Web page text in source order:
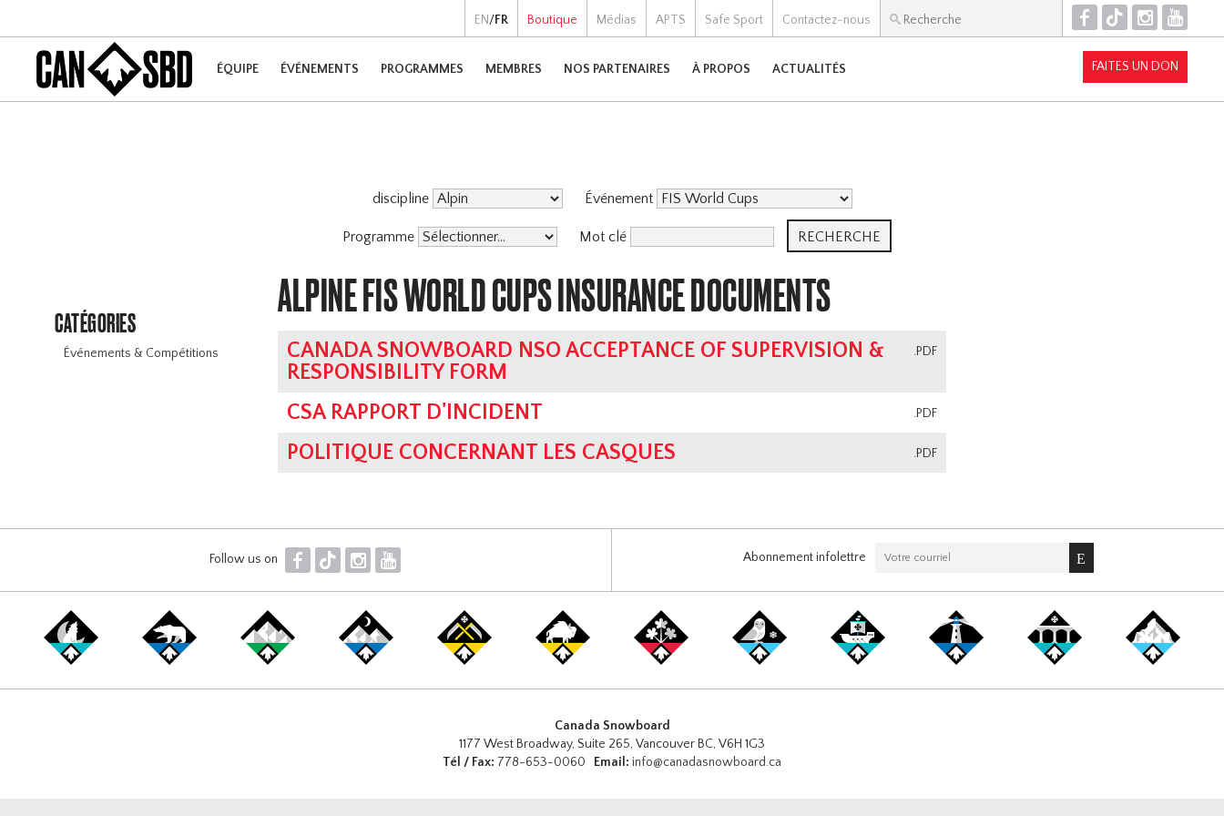
EN/FR Boutique Médias APTS Safe Sport Contactez-nous F T I Y
ÉQUIPE ÉVÉNEMENTS PROGRAMMES MEMBRES NOS PARTENAIRES À PROPOS ACTUALITÉS FAITES UN DON
CATÉGORIES
Événements & Compétitions
discipline Événement
Programme Mot clé
ALPINE FIS WORLD CUPS INSURANCE DOCUMENTS
.PDF
CANADA SNOWBOARD NSO ACCEPTANCE OF SUPERVISION &
RESPONSIBILITY FORM
.PDF
CSA RAPPORT D'INCIDENT
.PDF
POLITIQUE CONCERNANT LES CASQUES
Follow us on F T I Y Abonnement infolettre
Canada Snowboard
1177 West Broadway, Suite 265, Vancouver BC, V6H 1G3
Tél / Fax: 778-653-0060 Email: info@canadasnowboard.ca